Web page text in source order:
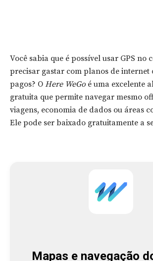
Você sabia que é possível usar GPS no
precisar gastar com planos de internet
pagos? O Here WeGo é uma excelente
gratuita que permite navegar mesmo
viagens, economia de dados ou áreas
Ele pode ser baixado gratuitamente a
Mapas e navegação